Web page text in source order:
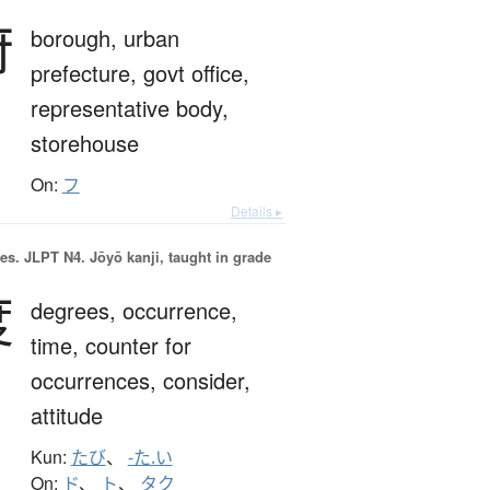
borough, urban
prefecture, govt office,
representative body,
storehouse
On: フ
Details ▸
JLPT N4. Jōyō kanji, taught in grade
degrees, occurrence,
time, counter for
occurrences, consider,
attitude
Kun: たび、 -た.い
On: ド、 ト、 タク